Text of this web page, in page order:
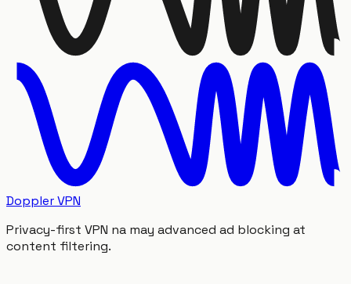
Doppler VPN
Privacy-first VPN na may advanced ad blocking at
content filtering.